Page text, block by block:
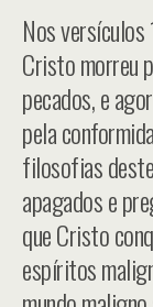
Nos versículos
Cristo morreu
pecados, e
pela
filosofias
apagados e
que Cristo
espíritos